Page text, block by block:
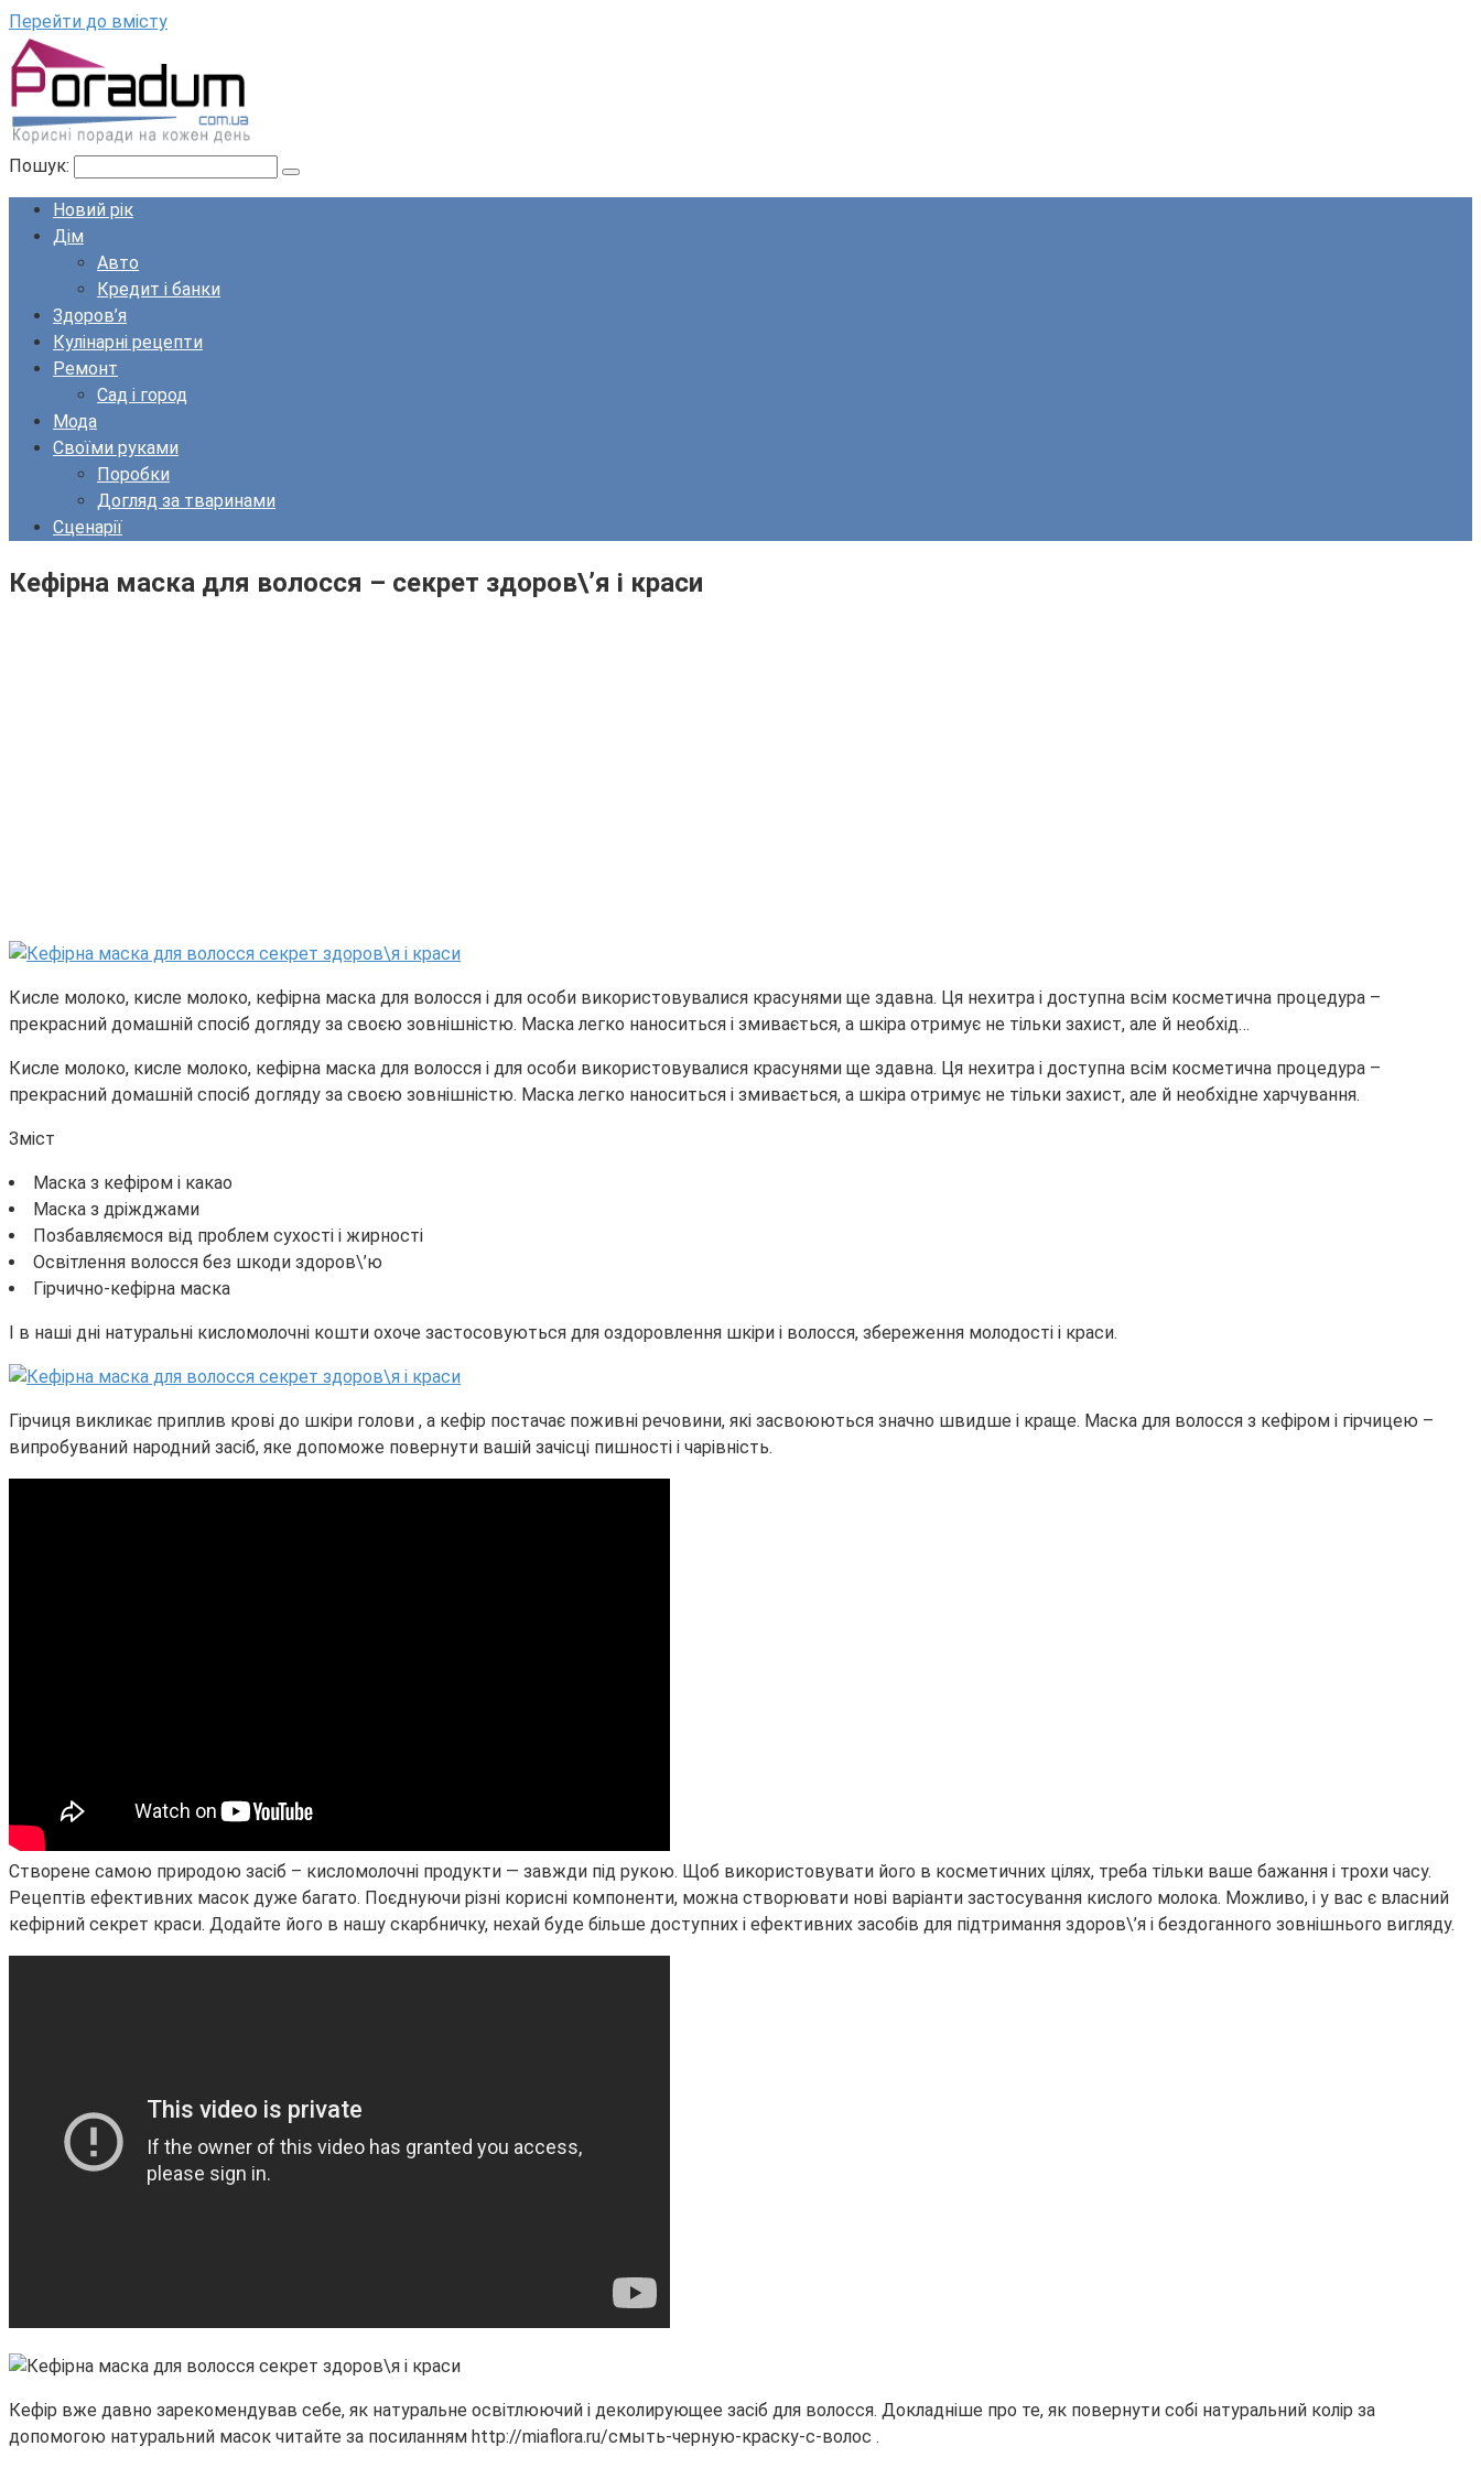
Перейти до вмісту
Пошук:
Новий рік
Дім
Авто
Кредит і банки
Здоров’я
Кулінарні рецепти
Ремонт
Сад і город
Мода
Своїми руками
Поробки
Догляд за тваринами
Сценарії
Кефірна маска для волосся – секрет здоров\’я і краси
Кисле молоко, кисле молоко, кефірна маска для волосся і для особи використовувалися красунями ще здавна. Ця нехитра і доступна всім косметична процедура –
прекрасний домашній спосіб догляду за своєю зовнішністю. Маска легко наноситься і змивається, а шкіра отримує не тільки захист, але й необхід…
Кисле молоко, кисле молоко, кефірна маска для волосся і для особи використовувалися красунями ще здавна. Ця нехитра і доступна всім косметична процедура –
прекрасний домашній спосіб догляду за своєю зовнішністю. Маска легко наноситься і змивається, а шкіра отримує не тільки захист, але й необхідне харчування.
Зміст
Маска з кефіром і какао
Маска з дріжджами
Позбавляємося від проблем сухості і жирності
Освітлення волосся без шкоди здоров\’ю
Гірчично-кефірна маска
І в наші дні натуральні кисломолочні кошти охоче застосовуються для оздоровлення шкіри і волосся, збереження молодості і краси.
Гірчиця викликає приплив крові до шкіри голови , а кефір постачає поживні речовини, які засвоюються значно швидше і краще. Маска для волосся з кефіром і гірчицею –
випробуваний народний засіб, яке допоможе повернути вашій зачісці пишності і чарівність.
Створене самою природою засіб – кисломолочні продукти — завжди під рукою. Щоб використовувати його в косметичних цілях, треба тільки ваше бажання і трохи часу.
Рецептів ефективних масок дуже багато. Поєднуючи різні корисні компоненти, можна створювати нові варіанти застосування кислого молока. Можливо, і у вас є власний
кефірний секрет краси. Додайте його в нашу скарбничку, нехай буде більше доступних і ефективних засобів для підтримання здоров\’я і бездоганного зовнішнього вигляду.
Кефір вже давно зарекомендував себе, як натуральне освітлюючий і деколирующее засіб для волосся. Докладніше про те, як повернути собі натуральний колір за
допомогою натуральний масок читайте за посиланням http://miaflora.ru/смыть-черную-краску-с-волос .